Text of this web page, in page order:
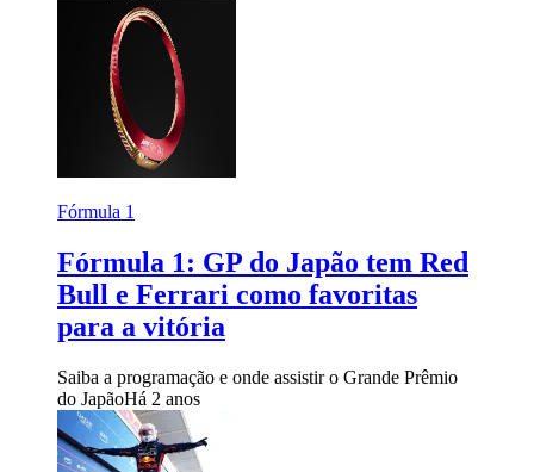
Fórmula 1
Fórmula 1: GP do Japão tem Red
Bull e Ferrari como favoritas
para a vitória
Saiba a programação e onde assistir o Grande Prêmio
do JapãoHá 2 anos